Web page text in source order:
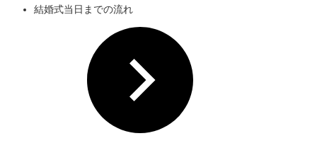
結婚式当日までの流れ